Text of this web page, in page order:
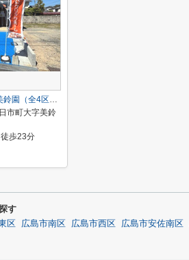
佐伯区五日市町大字美鈴園（全4区画）No3
市町大字美鈴
歩23分
す
区 広島市南区 広島市西区 広島市安佐南区